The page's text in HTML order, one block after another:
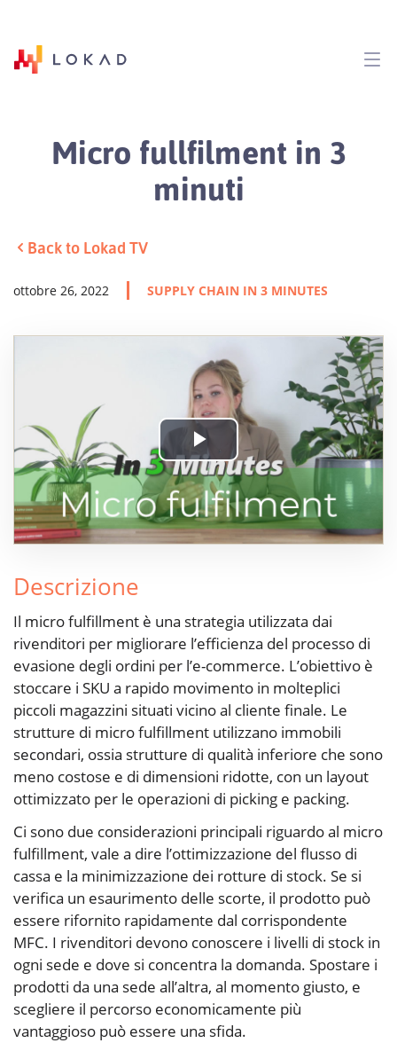
Micro fullfilment in 3
minuti
Back to Lokad TV
ottobre 26, 2022 SUPPLY CHAIN IN 3 MINUTES
Play
Video
Descrizione
Il micro fulfillment è una strategia utilizzata dai
rivenditori per migliorare l’efficienza del processo di
evasione degli ordini per l’e-commerce. L’obiettivo è
stoccare i SKU a rapido movimento in molteplici
piccoli magazzini situati vicino al cliente finale. Le
strutture di micro fulfillment utilizzano immobili
secondari, ossia strutture di qualità inferiore che sono
meno costose e di dimensioni ridotte, con un layout
ottimizzato per le operazioni di picking e packing.
Ci sono due considerazioni principali riguardo al micro
fulfillment, vale a dire l’ottimizzazione del flusso di
cassa e la minimizzazione dei rotture di stock. Se si
verifica un esaurimento delle scorte, il prodotto può
essere rifornito rapidamente dal corrispondente
MFC. I rivenditori devono conoscere i livelli di stock in
ogni sede e dove si concentra la domanda. Spostare i
prodotti da una sede all’altra, al momento giusto, e
scegliere il percorso economicamente più
vantaggioso può essere una sfida.